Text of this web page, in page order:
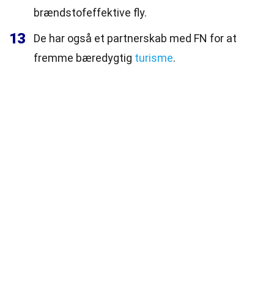
brændstofeffektive fly.
13
De har også et partnerskab med FN for at
fremme bæredygtig turisme.